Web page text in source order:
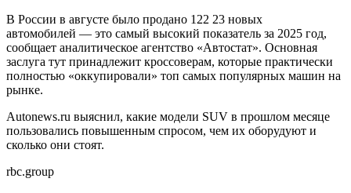
В России в августе было продано 122 23 новых
автомобилей — это самый высокий показатель за 2025 год,
сообщает аналитическое агентство «Автостат». Основная
заслуга тут принадлежит кроссоверам, которые практически
полностью «оккупировали» топ самых популярных машин на
рынке.
Autonews.ru выяснил, какие модели SUV в прошлом месяце
пользовались повышенным спросом, чем их оборудуют и
сколько они стоят.
rbc.group